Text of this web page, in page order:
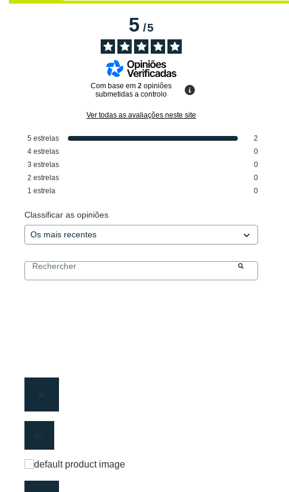
5/5
Com base em2 opiniões
submetidas a controlo
Ver todas as avaliações neste site
5 estrelas
2
4 estrelas
0
3 estrelas
0
2 estrelas
0
1 estrela 0
Classificar as opiniões